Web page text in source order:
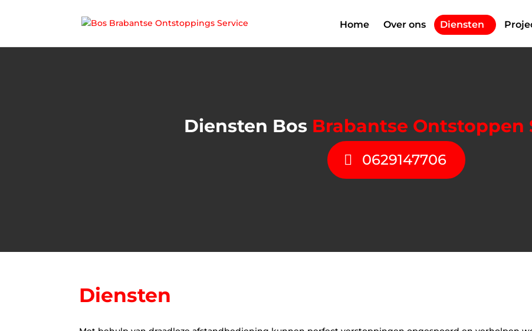
Home Over ons Diensten
Diensten Bos Brabantse Ontstoppen
0629147706
Diensten